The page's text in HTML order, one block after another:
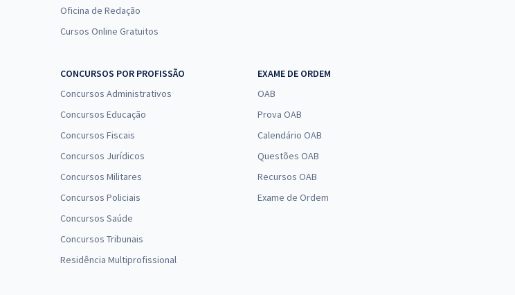
Oficina de Redação
Cursos Online Gratuitos
CONCURSOS POR PROFISSÃO
Concursos Administrativos
Concursos Educação
Concursos Fiscais
Concursos Jurídicos
Concursos Militares
Concursos Policiais
Concursos Saúde
Concursos Tribunais
Residência Multiprofissional
EXAME DE ORDEM
OAB
Prova OAB
Calendário OAB
Questões OAB
Recursos OAB
Exame de Ordem